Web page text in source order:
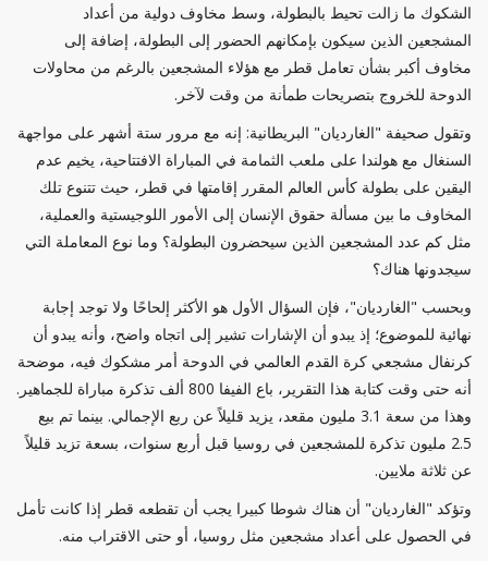
الشكوك ما زالت تحيط بالبطولة، وسط مخاوف دولية من أعداد
المشجعين الذين سيكون بإمكانهم الحضور إلى البطولة، إضافة إلى
مخاوف أكبر بشأن تعامل قطر مع هؤلاء المشجعين بالرغم من محاولات
الدوحة للخروج بتصريحات طمأنة من وقت لآخر.
وتقول صحيفة "الغارديان" البريطانية: إنه مع مرور ستة أشهر على مواجهة
السنغال مع هولندا على ملعب الثمامة في المباراة الافتتاحية، يخيم عدم
اليقين على بطولة كأس العالم المقرر إقامتها في قطر، حيث تتنوع تلك
المخاوف ما بين مسألة حقوق الإنسان إلى الأمور اللوجيستية والعملية،
مثل كم عدد المشجعين الذين سيحضرون البطولة؟ وما نوع المعاملة التي
سيجدونها هناك؟
وبحسب "الغارديان"، فإن السؤال الأول هو الأكثر إلحاحًا ولا توجد إجابة
نهائية للموضوع؛ إذ يبدو أن الإشارات تشير إلى اتجاه واضح، وأنه يبدو أن
كرنفال مشجعي كرة القدم العالمي في الدوحة أمر مشكوك فيه، موضحة
أنه حتى وقت كتابة هذا التقرير، باع الفيفا 800 ألف تذكرة مباراة للجماهير.
وهذا من سعة 3.1 مليون مقعد، يزيد قليلاً عن ربع الإجمالي. بينما تم بيع
2.5 مليون تذكرة للمشجعين في روسيا قبل أربع سنوات، بسعة تزيد قليلاً
عن ثلاثة ملايين.
وتؤكد "الغارديان" أن هناك شوطا كبيرا يجب أن تقطعه قطر إذا كانت تأمل
في الحصول على أعداد مشجعين مثل روسيا، أو حتى الاقتراب منه.